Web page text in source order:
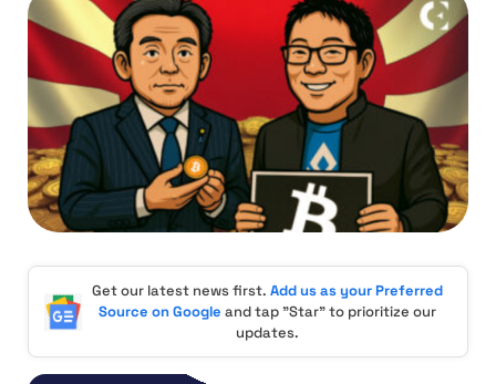
Get our latest news first. Add us as your Preferred
Source on Google and tap "Star" to prioritize our
updates.